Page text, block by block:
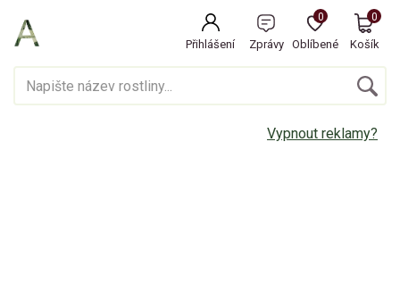
Přihlášení Zprávy Oblíbené
0
Košík
0
Vypnout reklamy?